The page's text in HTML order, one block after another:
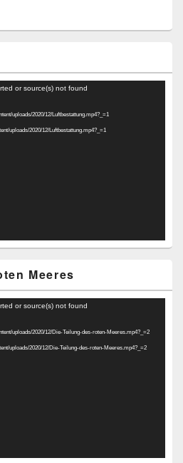
or source(s) not found
uploads/2020/12/Luftbestattung.mp4?_=1
uploads/2020/12/Luftbestattung.mp4?_=1
Meeres
or source(s) not found
uploads/2020/12/Die-Teilung-des-roten-Meeres.mp4?_=2
uploads/2020/12/Die-Teilung-des-roten-Meeres.mp4?_=2